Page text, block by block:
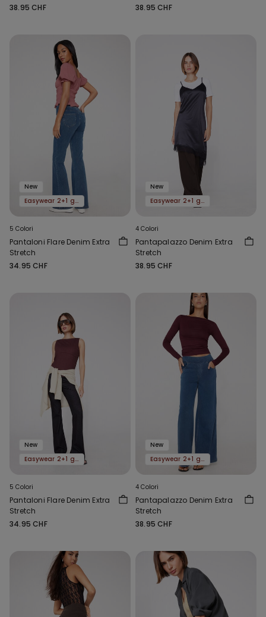
38.95 CHF
38.95 CHF
New
Easywear 2+1 gratis
5 Colori
Pantaloni Flare Denim Extra
Stretch
34.95 CHF
New
Easywear 2+1 gratis
4 Colori
Pantapalazzo Denim Extra
Stretch
38.95 CHF
New
Easywear 2+1 gratis
5 Colori
Pantaloni Flare Denim Extra
Stretch
34.95 CHF
New
Easywear 2+1 gratis
4 Colori
Pantapalazzo Denim Extra
Stretch
38.95 CHF